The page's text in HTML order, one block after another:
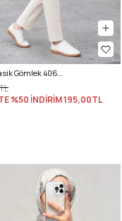
Basic Klasik Gömlek 4062 - SİYAH
%50 İNDİRİM195,00TL